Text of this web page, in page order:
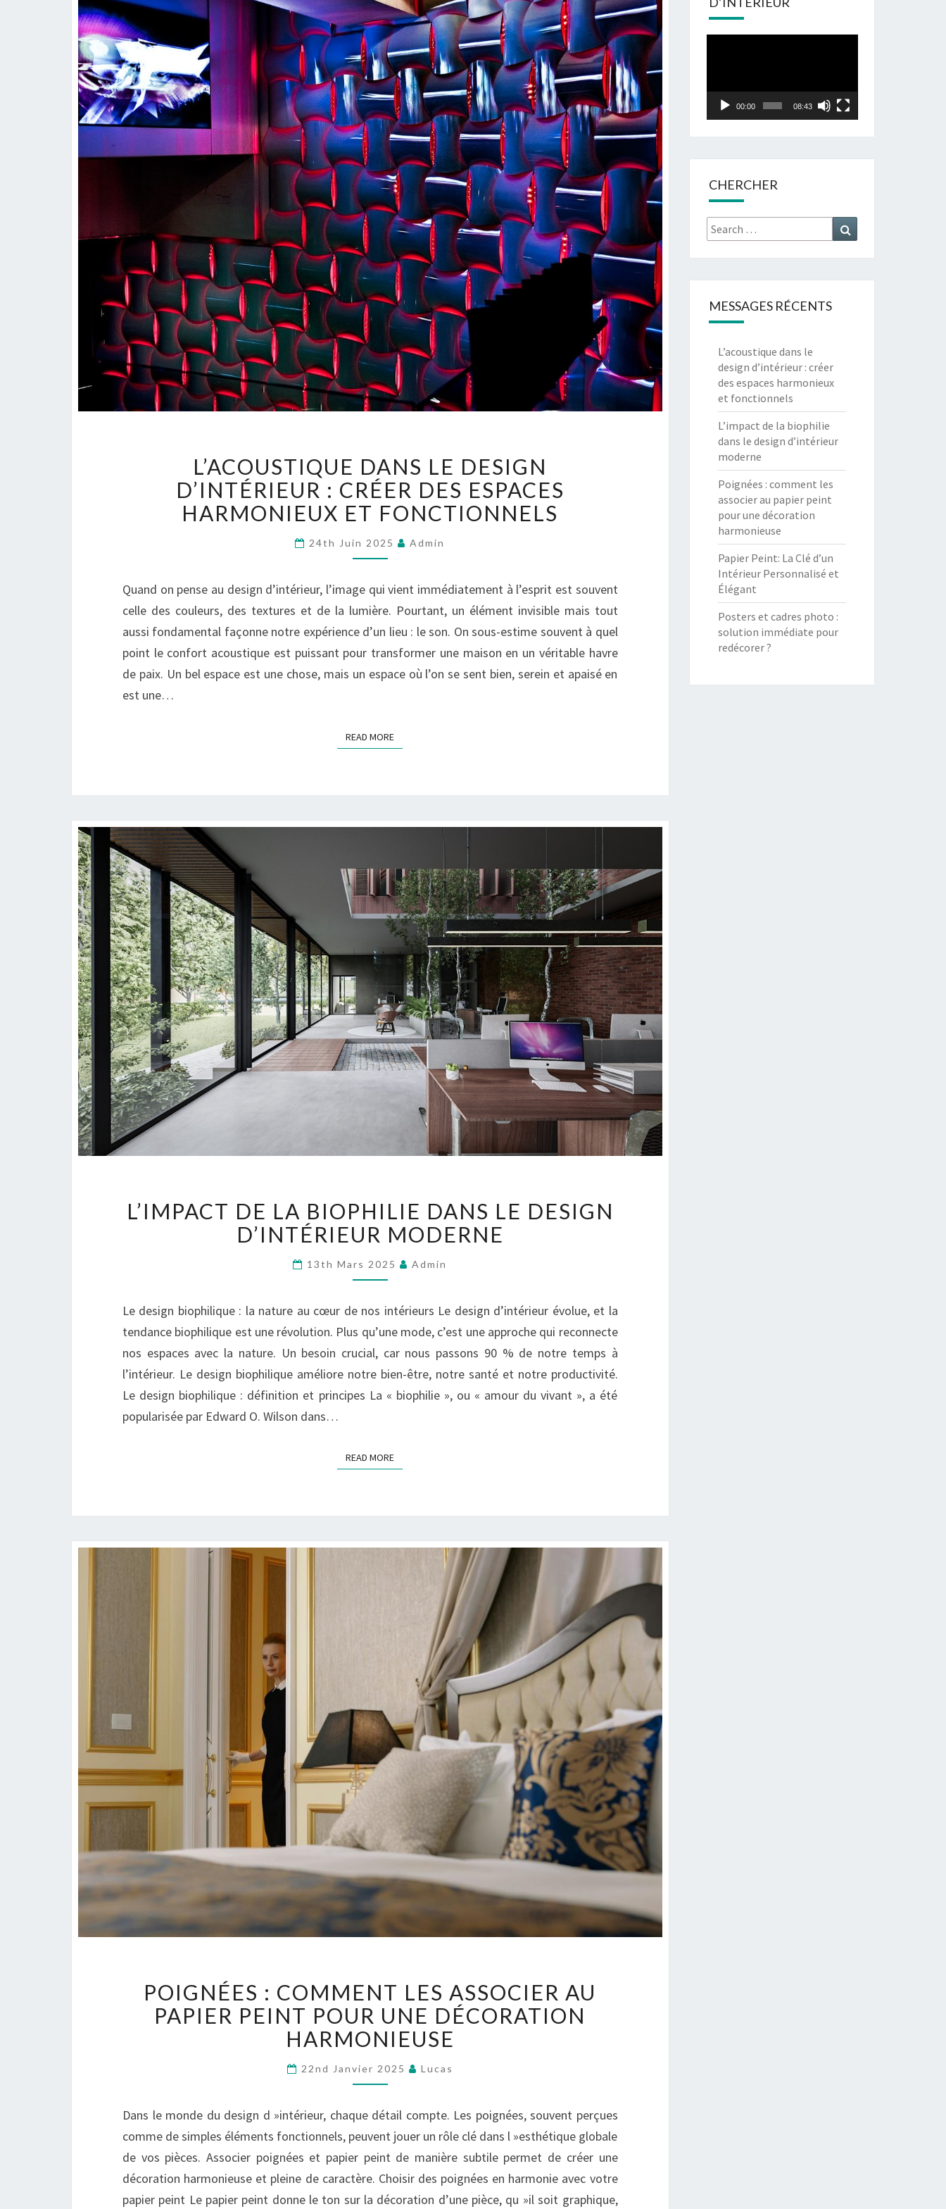
DANS
LE
DESIGN
D’INTÉRIEUR
:
CRÉER
ESPACES
HARMONIEUX
ET
L’ACOUSTIQUE DANS LE DESIGN
D’INTÉRIEUR : CRÉER DES ESPACES
HARMONIEUX ET FONCTIONNELS
24th Juin 2025 Admin
Quand on pense au design d’intérieur, l’image qui vient immédiatement à l’esprit est souvent
celle des couleurs, des textures et de la lumière. Pourtant, un élément invisible mais tout
aussi fondamental façonne notre expérience d’un lieu : le son. On sous-estime souvent à quel
point le confort acoustique est puissant pour transformer une maison en un véritable havre
de paix. Un bel espace est une chose, mais un espace où l’on se sent bien, serein et apaisé en
est une…
READ MOREREAD MORE
DE
LA
BIOPHILIE
DANS
LE
D’INTÉRIEUR
MODERNE
L’IMPACT DE LA BIOPHILIE DANS LE DESIGN
D’INTÉRIEUR MODERNE
13th Mars 2025 Admin
Le design biophilique : la nature au cœur de nos intérieurs Le design d’intérieur évolue, et la
tendance biophilique est une révolution. Plus qu’une mode, c’est une approche qui reconnecte
nos espaces avec la nature. Un besoin crucial, car nous passons 90 % de notre temps à
l’intérieur. Le design biophilique améliore notre bien-être, notre santé et notre productivité.
Le design biophilique : définition et principes La « biophilie », ou « amour du vivant », a été
popularisée par Edward O. Wilson dans…
READ MOREREAD MORE
:
COMMENT
LES
ASSOCIER
AU
PAPIER
POUR
UNE
DÉCORATION
POIGNÉES : COMMENT LES ASSOCIER AU
PAPIER PEINT POUR UNE DÉCORATION
HARMONIEUSE
22nd Janvier 2025 Lucas
Dans le monde du design d »intérieur, chaque détail compte. Les poignées, souvent perçues
comme de simples éléments fonctionnels, peuvent jouer un rôle clé dans l »esthétique globale
de vos pièces. Associer poignées et papier peint de manière subtile permet de créer une
décoration harmonieuse et pleine de caractère. Choisir des poignées en harmonie avec votre
papier peint Le papier peint donne le ton sur la décoration d’une pièce, qu »il soit graphique,
00:00 08:43
CHERCHER
Search
for:
MESSAGES RÉCENTS
L’acoustique dans le
design d’intérieur : créer
des espaces harmonieux
et fonctionnels
L’impact de la biophilie
dans le design d’intérieur
moderne
Poignées : comment les
associer au papier peint
pour une décoration
harmonieuse
Papier Peint: La Clé d’un
Intérieur Personnalisé et
Élégant
Posters et cadres photo :
solution immédiate pour
redécorer ?